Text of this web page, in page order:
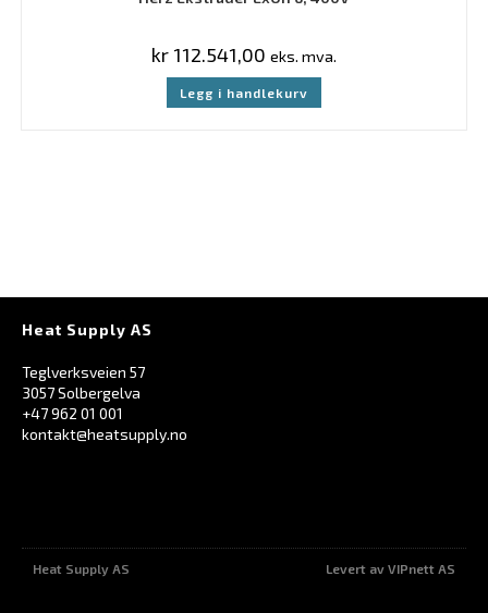
kr 112.541,00 eks. mva.
Legg i handlekurv
Heat Supply AS
Teglverksveien 57
3057 Solbergelva
+47 962 01 001
kontakt@heatsupply.no
Heat Supply AS Levert av VIPnett AS